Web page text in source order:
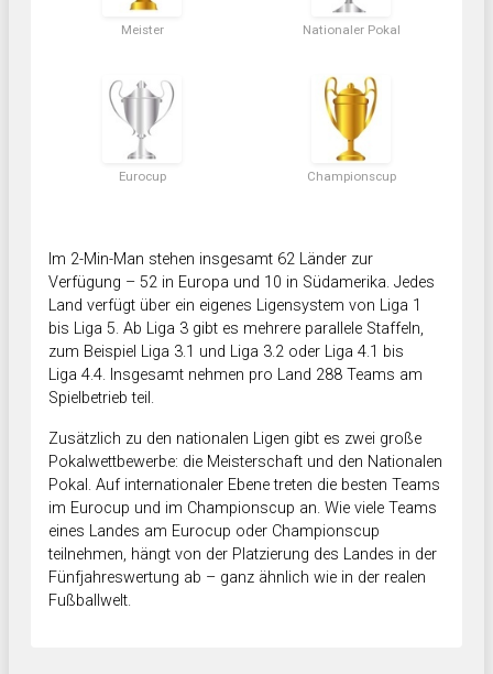
Meister Nationaler Pokal
Eurocup Championscup
Im 2-Min-Man stehen insgesamt 62 Länder zur
Verfügung – 52 in Europa und 10 in Südamerika. Jedes
Land verfügt über ein eigenes Ligensystem von Liga 1
bis Liga 5. Ab Liga 3 gibt es mehrere parallele Staffeln,
zum Beispiel Liga 3.1 und Liga 3.2 oder Liga 4.1 bis
Liga 4.4. Insgesamt nehmen pro Land 288 Teams am
Spielbetrieb teil.
Zusätzlich zu den nationalen Ligen gibt es zwei große
Pokalwettbewerbe: die Meisterschaft und den Nationalen
Pokal. Auf internationaler Ebene treten die besten Teams
im Eurocup und im Championscup an. Wie viele Teams
eines Landes am Eurocup oder Championscup
teilnehmen, hängt von der Platzierung des Landes in der
Fünfjahreswertung ab – ganz ähnlich wie in der realen
Fußballwelt.